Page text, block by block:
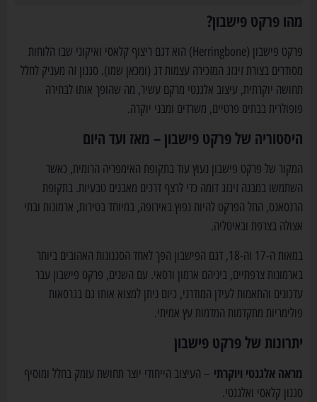
מהו פרקט פישבון?
פרקט פישבון (Herringbone) הוא דגם ריצוף קלאסי ואיקוני שבו הלוחות
מסודרים בצורת זיגזג המזכירה עצמות דג (ומכאן שמו). סגנון זה מעניק לחלל
תחושה יוקרתית, עיצוב אלגנטי מרקם עשיר, מה שהופך אותו לבחירה
פופולרית בבתים פרטיים, משרדים ומבני יוקרה.
היסטוריה של פרקט פישבון – מאז ועד היום
המקור של פרקט פישבון נעוץ עוד בתקופת האימפריה הרומית, כאשר
השתמשו במבנה זיגזג דומה כדי לרצף דרכים מאבנים טבעיות. בתקופת
הרנסאנס, החל הפרקט להיות נפוץ באירופה, במיוחד בטירות, ארמונות ובתי
אצולה בצרפת ובאיטליה.
במאות ה-17 וה-18, דגם הפישבון הפך לאחד הסגנונות האהובים ביותר
בארמונות צרפתיים, ביניהם ארמון ורסאי. עם השנים, פרקט פישבון עבר
עדכונים והתאמות לעידן המודרני, כיום ניתן למצוא אותו גם בגרסאות
פולימריות מתקדמות המדמות עץ אמיתי.
יתרונות של פרקט פישבון
מראה אלגנטי ויוקרתי – העיצוב הייחודי יוצר תחושת עומק בחלל ומוסיף
סגנון קלאסי ואלגנטי.